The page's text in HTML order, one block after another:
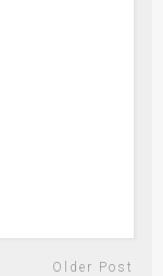
Older Post